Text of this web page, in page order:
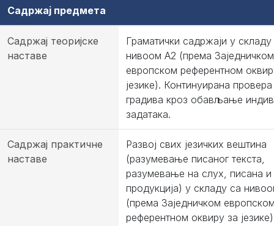
Садржај предмета
Садржај теоријске
наставе
Граматички садржаји у
нивоом А2 (према Заједничком
европском референтном
језике). Континуирана
градива кроз обављање
задатака.
Садржај практичне
наставе
Развој свих језичких вештина
(разумевање писаног текста,
разумевање на слух, писана и
продукција) у складу са
(према Заједничком
референтном оквиру за